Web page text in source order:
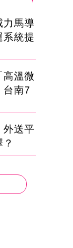
力馬導
系統提
高溫微
南7
送平